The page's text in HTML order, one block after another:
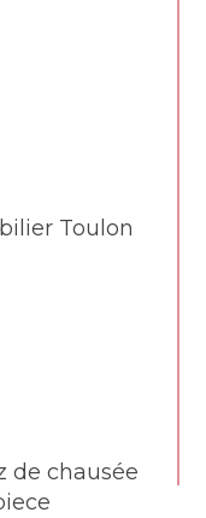
Toulon
de chausée